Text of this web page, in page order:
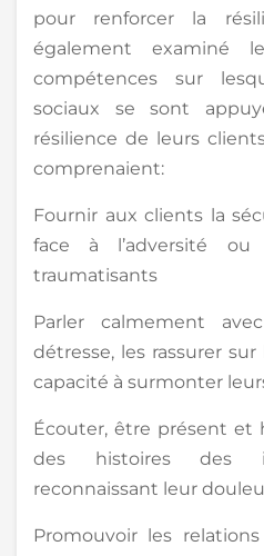
pour renforcer la
également examiné
compétences sur
sociaux se sont
résilience de leurs
comprenaient:
Fournir aux clients la
face à l’adversité
traumatisants
Parler calmement
détresse, les rassurer
capacité à surmonter
Écouter, être présent et
des histoires des
reconnaissant leur
Promouvoir les